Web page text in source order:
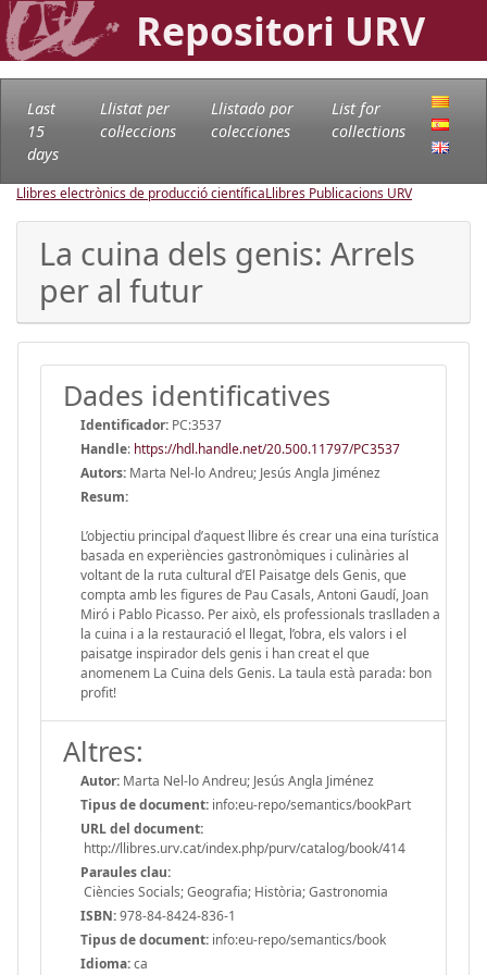
Repositori URV
Last
15
days
Llistat per
col·leccions
Llistado por
colecciones
List for
collections
Llibres electrònics de producció científicaLlibres Publicacions URV
La cuina dels genis: Arrels
per al futur
Dades identificatives
Identificador: PC:3537
Handle: https://hdl.handle.net/20.500.11797/PC3537
Autors: Marta Nel-lo Andreu; Jesús Angla Jiménez
Resum:
L’objectiu principal d’aquest llibre és crear una eina turística
basada en experiències gastronòmiques i culinàries al
voltant de la ruta cultural d’El Paisatge dels Genis, que
compta amb les figures de Pau Casals, Antoni Gaudí, Joan
Miró i Pablo Picasso. Per això, els professionals traslladen a
la cuina i a la restauració el llegat, l’obra, els valors i el
paisatge inspirador dels genis i han creat el que
anomenem La Cuina dels Genis. La taula està parada: bon
profit!
Altres:
Autor: Marta Nel-lo Andreu; Jesús Angla Jiménez
Tipus de document: info:eu-repo/semantics/bookPart
URL del document:
http://llibres.urv.cat/index.php/purv/catalog/book/414
Paraules clau:
Ciències Socials; Geografia; Història; Gastronomia
ISBN:978-84-8424-836-1
Tipus de document: info:eu-repo/semantics/book
Idioma:ca